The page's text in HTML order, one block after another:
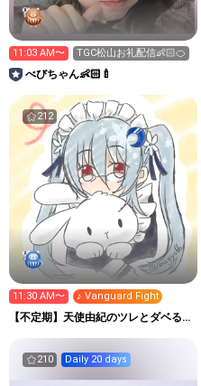
11:03 AM〜 TGC松山お礼配信👶🏻‪‪🍊
べびちゃん👶🏻🍼
212
11:30 AM〜 ♪ Vanguard Fight
【不定期】天使由紀のツレとダベる部
210 Daily 20 days